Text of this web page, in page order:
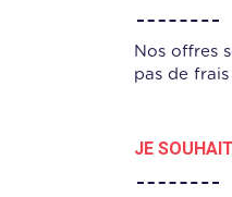
Nos offres
pas de frais
JE